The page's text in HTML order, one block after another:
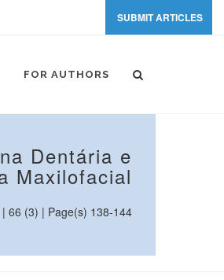
SUBMIT ARTICLES
FOR AUTHORS
Dentária e
Maxilofacial
66 (3) | Page(s) 138-144